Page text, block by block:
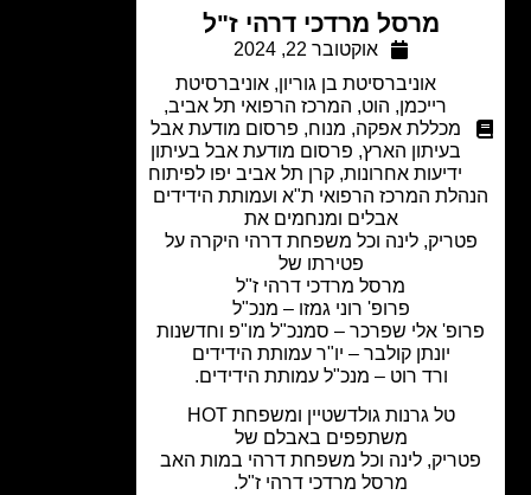
מרסל מרדכי דרהי ז"ל
אוקטובר 22, 2024
אוניברסיטת בן גוריון ,אוניברסיטת
הוט,המרכז הרפואי תל אביב,
מכללת אפקה,מנוח,פרסום מודעת אבל
בעיתון הארץ,פרסום מודעת אבל בעיתון
ידיעות אחרונות,קרן תל אביב יפו לפיתוח
המרכז הרפואי ת"א ועמותת הידידים
אבלים ומנחמים את
לינה וכל משפחת דרהי היקרה על
פטירתו של
מרסל מרדכי דרהי ז"ל
פרופ' רוני גמזו – מנכ"ל
אלי שפרכר – סמנכ"ל מו"פ וחדשנות
יונתן קולבר – יו"ר עמותת הידידים
ורד רוט – מנכ"ל עמותת הידידים.
טל גרנות גולדשטיין ומשפחת HOT
משתפפים באבלם של
לינה וכל משפחת דרהי במות האב
מרסל מרדכי דרהי ז"ל.